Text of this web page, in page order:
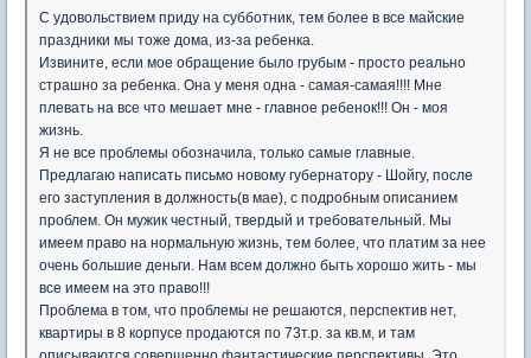
С удовольствием приду на субботник, тем более в все майские
праздники мы тоже дома, из-за ребенка.
Извините, если мое обращение было грубым - просто реально
страшно за ребенка. Она у меня одна - самая-самая!!!! Мне
плевать на все что мешает мне - главное ребенок!!! Он - моя
жизнь.
Я не все проблемы обозначила, только самые главные.
Предлагаю написать письмо новому губернатору - Шойгу, после
его заступления в должность(в мае), с подробным описанием
проблем. Он мужик честный, твердый и требовательный. Мы
имеем право на нормальную жизнь, тем более, что платим за нее
очень большие деньги. Нам всем должно быть хорошо жить - мы
все имеем на это право!!!
Проблема в том, что проблемы не решаются, перспектив нет,
квартиры в 8 корпусе продаются по 73т.р. за кв.м, и там